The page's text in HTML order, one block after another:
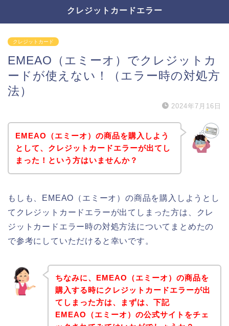
クレジットカードエラー
クレジットカード
EMEAO（エミーオ）でクレジットカ
ードが使えない！（エラー時の対処方
法）
2024年7月16日
EMEAO（エミーオ）の商品を購入しよう
として、クレジットカードエラーが出てし
まった！という方はいませんか？
もしも、EMEAO（エミーオ）の商品を購入しようとし
てクレジットカードエラーが出てしまった方は、クレ
ジットカードエラー時の対処方法についてまとめたの
で参考にしていただけると幸いです。
ちなみに、EMEAO（エミーオ）の商品を
購入する時にクレジットカードエラーが出
てしまった方は、まずは、下記
EMEAO（エミーオ）の公式サイトをチェ